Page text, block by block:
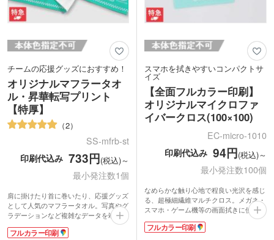
チームの応援グッズにおすすめ！
オリジナルマフラータオ
ル・昇華転写プリント
【特厚】
2
SS-mfrb-st
印刷代込み 733円(税込)～
最小発注数1個
肩に掛けたり首に巻いたり、応援グッズ
として人気のマフラータオル。写真やグ
ラデーションなど複雑なデータを端まで
綺麗にプリントできます。高級感のある
特厚タイプは表面がなめらかな質感のラ
フルカラー印刷
スマホを拭きやすいコンパクトサ
イズ
【全面フルカラー印刷】
オリジナルマイクロファ
イバークロス(100×100)
EC-micro-1010
印刷代込み 94円(税込)～
最小発注数100個
なめらかな触り心地で程良い光沢を感じ
る、超極細繊維マルチクロス。メガネ・
スマホ・ゲーム機等の画面拭きに使えま
す。指紋や油膜を洗剤無しで、乾拭きす
るだけでキレイに拭き取れます。速乾性
フルカラー印刷